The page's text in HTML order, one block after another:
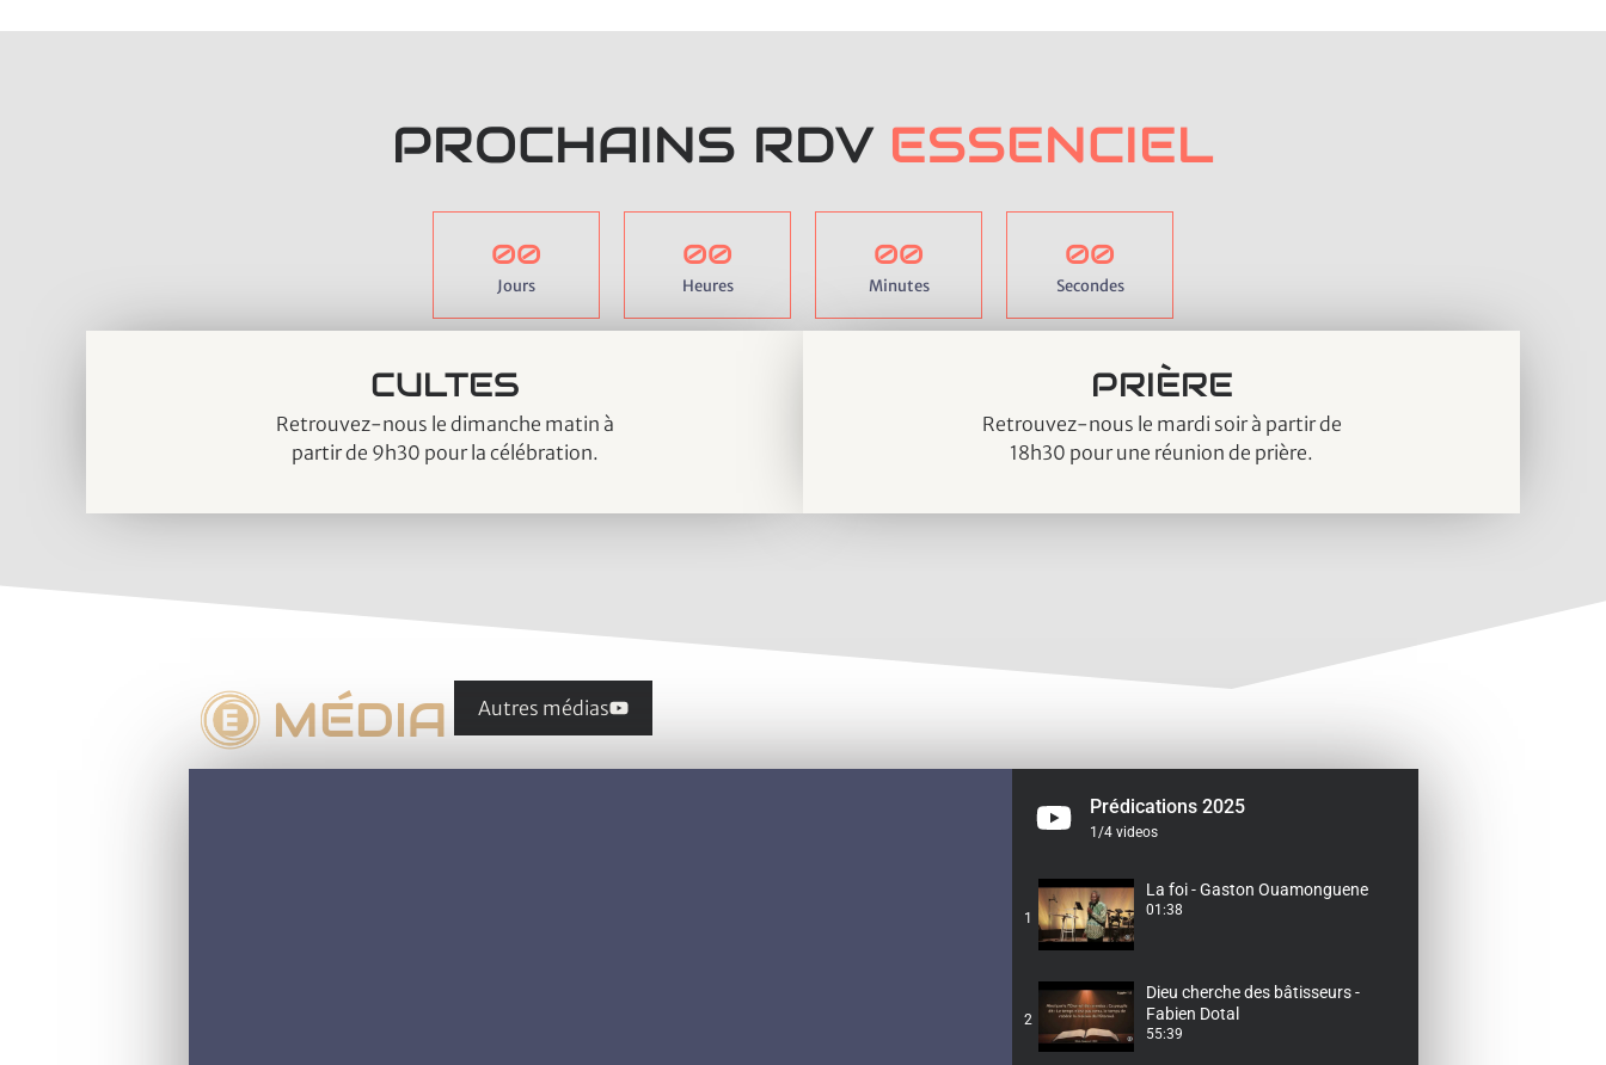
PROCHAINS RDV ESSENCIEL
00
Jours
00
Heures
00
Minutes
00
Secondes
CULTES
Retrouvez-nous le dimanche matin à
partir de 9h30 pour la célébration.
PRIÈRE
Retrouvez-nous le mardi soir à partir de
18h30 pour une réunion de prière.
MÉDIA Autres médias
Prédications 2025
1 /4 videos
1
La foi - Gaston Ouamonguene
01:38
2
Dieu cherche des bâtisseurs -
Fabien Dotal
55:39